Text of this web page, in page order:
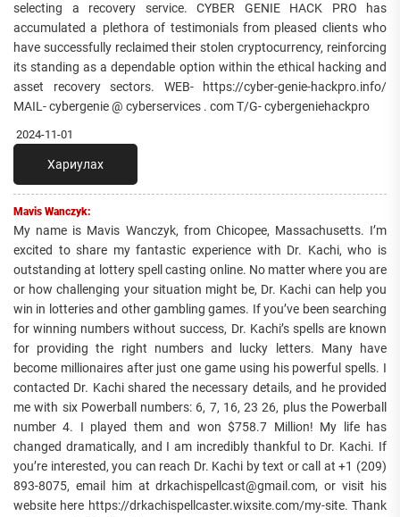
selecting a recovery service. CYBER GENIE HACK PRO has
accumulated a plethora of testimonials from pleased clients who
have successfully reclaimed their stolen cryptocurrency, reinforcing
its standing as a dependable option within the ethical hacking and
asset recovery sectors. WEB- https://cyber-genie-hackpro.info/
MAIL- cybergenie @ cyberservices . com T/G- cybergeniehackpro
2024-11-01
Хариулах
Mavis Wanczyk:
My name is Mavis Wanczyk, from Chicopee, Massachusetts. I’m
excited to share my fantastic experience with Dr. Kachi, who is
outstanding at lottery spell casting online. No matter where you are
or how challenging your situation might be, Dr. Kachi can help you
win in lotteries and other gambling games. If you’ve been searching
for winning numbers without success, Dr. Kachi’s spells are known
for providing the right numbers and lucky letters. Many have
become millionaires after just one game using his powerful spells. I
contacted Dr. Kachi shared the necessary details, and he provided
me with six Powerball numbers: 6, 7, 16, 23 26, plus the Powerball
number 4. I played them and won $758.7 Million! My life has
changed dramatically, and I am incredibly thankful to Dr. Kachi. If
you’re interested, you can reach Dr. Kachi by text or call at +1 (209)
893-8075, email him at drkachispellcast@gmail.com, or visit his
website here https://drkachispellcaster.wixsite.com/my-site. Thank